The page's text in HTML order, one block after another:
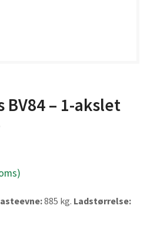
– 1-akslet
885 kg. Ladstørrelse: